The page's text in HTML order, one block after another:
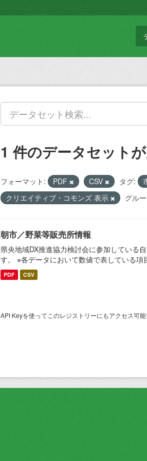
1 件のデータセット
フォーマット: PDF CSV タグ:
クリエイティブ・コモンズ 表示
グル
朝市／野菜等販売所情報
県央地域DX推進協力検討会に参加している
す。 ※各データにおいて数値で表している項
PDF CSV
API Keyを使ってこのレジストリーにもアクセス可